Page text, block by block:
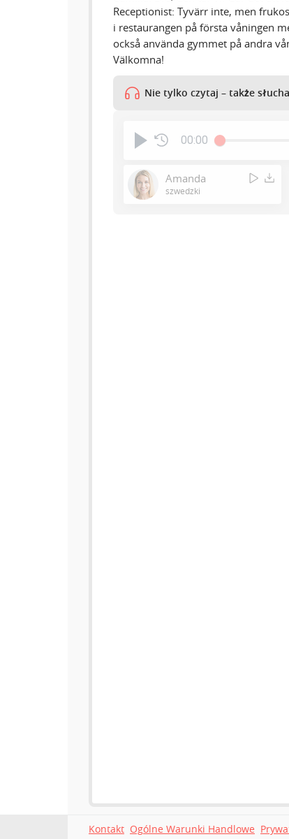
Receptionist: Tyvärr inte, men
i restaurangen på första våningen
också använda gymmet på andra
Välkomna!
Nie tylko czytaj – także
00:00
Amanda
szwedzki
Kontakt Ogólne Warunki Handlowe